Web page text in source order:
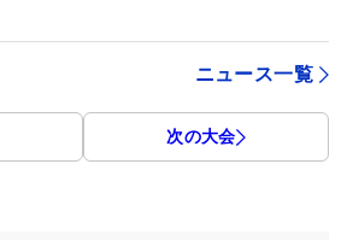
ニュース一覧
次の大会